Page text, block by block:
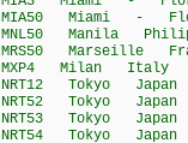
MIA50 Miami -
MNL50 Manila
MRS50 Marseille
MXP4 Milan Italy
NRT12 Tokyo
NRT52 Tokyo
NRT53 Tokyo
NRT54 Tokyo